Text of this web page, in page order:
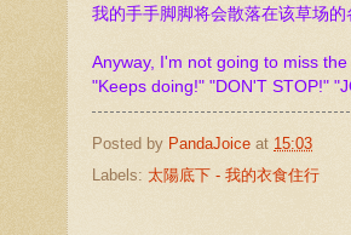
我的手手脚脚将会散落在该草场
Anyway, I'm not going to miss
"Keeps doing!" "DON'T STOP!"
Posted by PandaJoice at 15:03
Labels: 太陽底下 - 我的衣食住行